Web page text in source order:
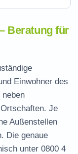
Beratung für
Einwohner des
Je
Außenstellen
Die genaue
unter 0800 4